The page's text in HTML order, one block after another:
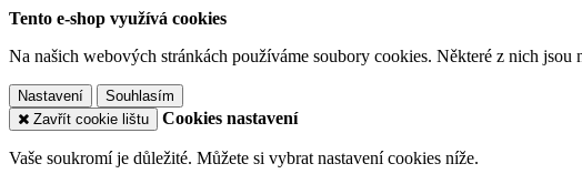
Tento e-shop využívá cookies
Na našich webových stránkách používáme soubory cookies. Některé z nich
Nastavení
Souhlasím
Zavřít cookie lištu
Cookies nastavení
Vaše soukromí je důležité. Můžete si vybrat nastavení cookies níže.